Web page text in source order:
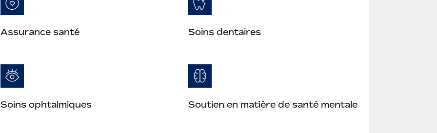
Assurance santé Soins dentaires
Soins ophtalmiques Soutien en matière de santé mentale